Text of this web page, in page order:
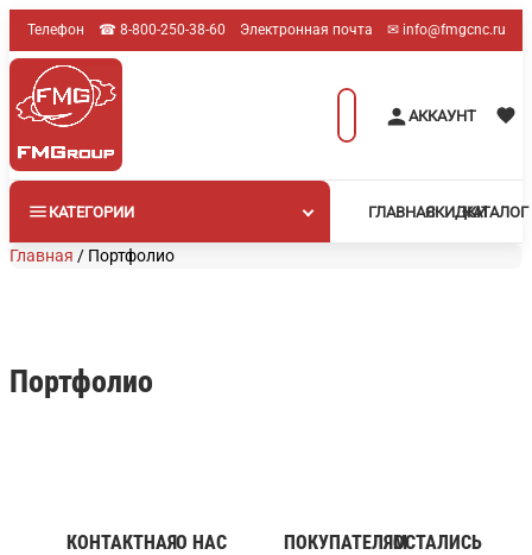
Перейти
к
содержимому
Телефон ☎︎ 8-800-250-38-60 Электронная почта ✉︎ info@fmgcnc.ru
Поиск
товаров
АККАУНТ
КАТЕГОРИИ ГЛАВНАЯ КАТАЛОГ
СКИДКИ
Главная / Портфолио
Портфолио
КОНТАКТНАЯО НАС ПОКУПАТЕЛЯМОСТАЛИСЬ